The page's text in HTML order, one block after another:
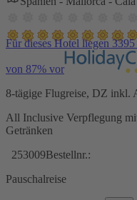
Für dieses Hotel liegen
von 87% vor
8-tägige Flugreise, DZ inkl.
All Inclusive Verpflegung
Getränken
253009Bestellnr.:
Pauschalreise